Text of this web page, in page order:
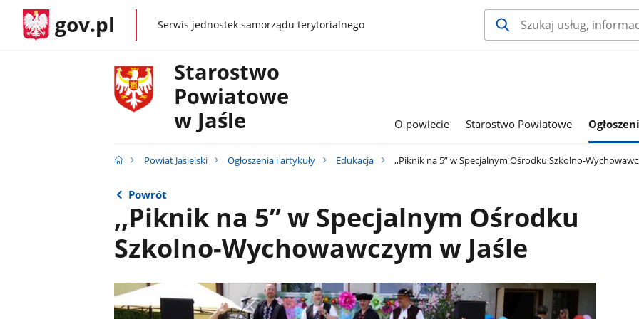
gov.pl gov.plSerwis jednostek samorządu terytorialnego
Starostwo
Powiatowe
w Jaśle
O powiecie Starostwo Powiatowe
Powiat Jasielski Ogłoszenia i artykuły Edukacja ,,Piknik na 5” w Specjalnym Ośrodku Szkolno-
Powrót
,,Piknik na 5” w Specjalnym Ośrodku
Szkolno-Wychowawczym w Jaśle